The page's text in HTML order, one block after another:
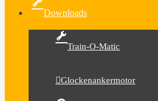
Downloads
Train-O-Matic
Glockenankermotor